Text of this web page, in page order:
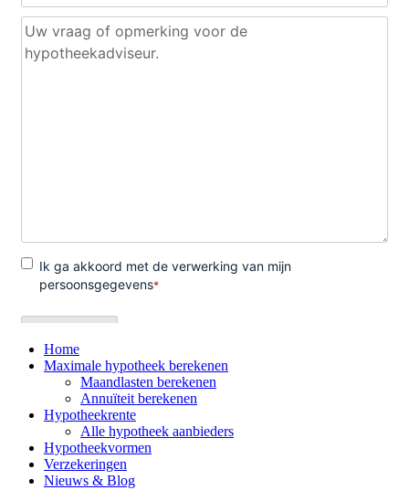
Home
Maximale hypotheek berekenen
Maandlasten berekenen
Annuïteit berekenen
Hypotheekrente
Alle hypotheek aanbieders
Hypotheekvormen
Verzekeringen
Nieuws & Blog